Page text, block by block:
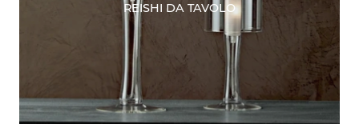
REISHI DA TAVOLO